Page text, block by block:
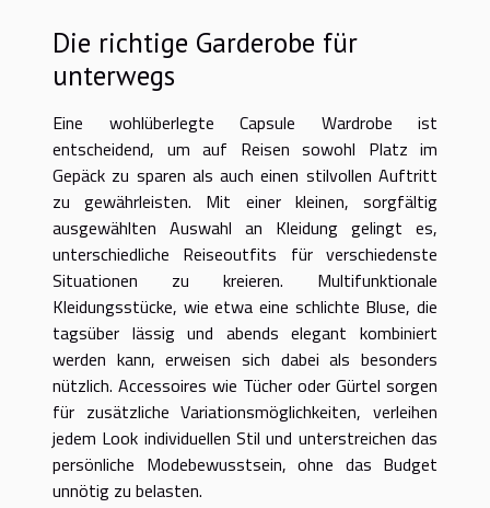
Die richtige Garderobe für
unterwegs
Eine wohlüberlegte Capsule Wardrobe ist
entscheidend, um auf Reisen sowohl Platz im
Gepäck zu sparen als auch einen stilvollen Auftritt
zu gewährleisten. Mit einer kleinen, sorgfältig
ausgewählten Auswahl an Kleidung gelingt es,
unterschiedliche Reiseoutfits für verschiedenste
Situationen zu kreieren. Multifunktionale
Kleidungsstücke, wie etwa eine schlichte Bluse, die
tagsüber lässig und abends elegant kombiniert
werden kann, erweisen sich dabei als besonders
nützlich. Accessoires wie Tücher oder Gürtel sorgen
für zusätzliche Variationsmöglichkeiten, verleihen
jedem Look individuellen Stil und unterstreichen das
persönliche Modebewusstsein, ohne das Budget
unnötig zu belasten.